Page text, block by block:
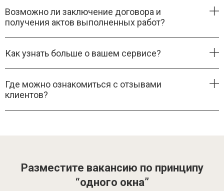
Возможно ли заключение договора и
получения актов выполненных работ?
Как узнать больше о вашем сервисе?
Где можно ознакомиться с отзывами
клиентов?
Разместите вакансию по принципу
“одного окна”